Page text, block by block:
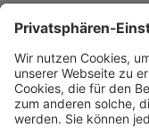
Vierbeiner mit und
Aktuelles